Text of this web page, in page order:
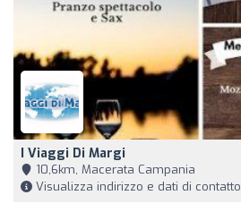
I Viaggi Di Margi
10,6km, Macerata Campania
Visualizza indirizzo e dati di contatto